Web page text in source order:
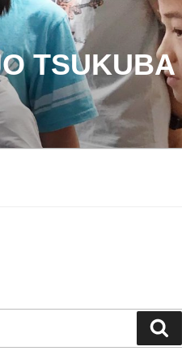
TSUKUBA
索